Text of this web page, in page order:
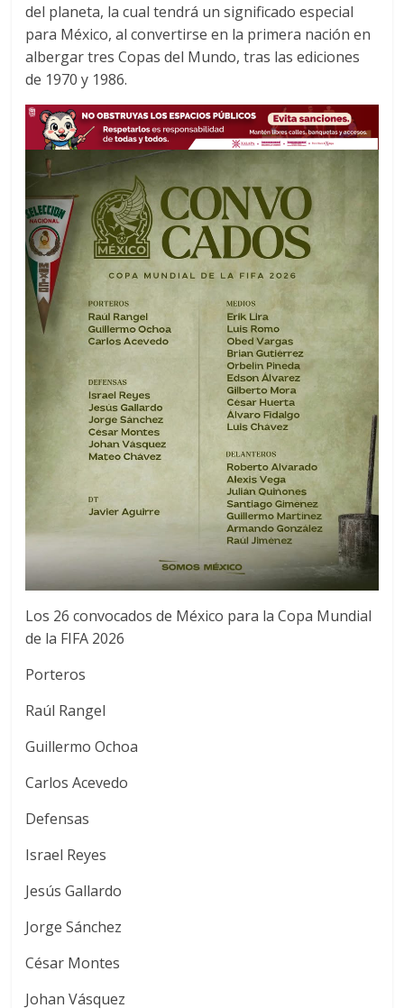
del planeta, la cual tendrá un significado especial
para México, al convertirse en la primera nación en
albergar tres Copas del Mundo, tras las ediciones
de 1970 y 1986.
Los 26 convocados de México para la Copa Mundial
de la FIFA 2026
Porteros
Raúl Rangel
Guillermo Ochoa
Carlos Acevedo
Defensas
Israel Reyes
Jesús Gallardo
Jorge Sánchez
César Montes
Johan Vásquez